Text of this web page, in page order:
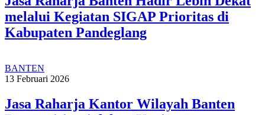
melalui Kegiatan SIGAP Prioritas di
Kabupaten Pandeglang
BANTEN
13 Februari 2026
Jasa Raharja Kantor Wilayah Banten